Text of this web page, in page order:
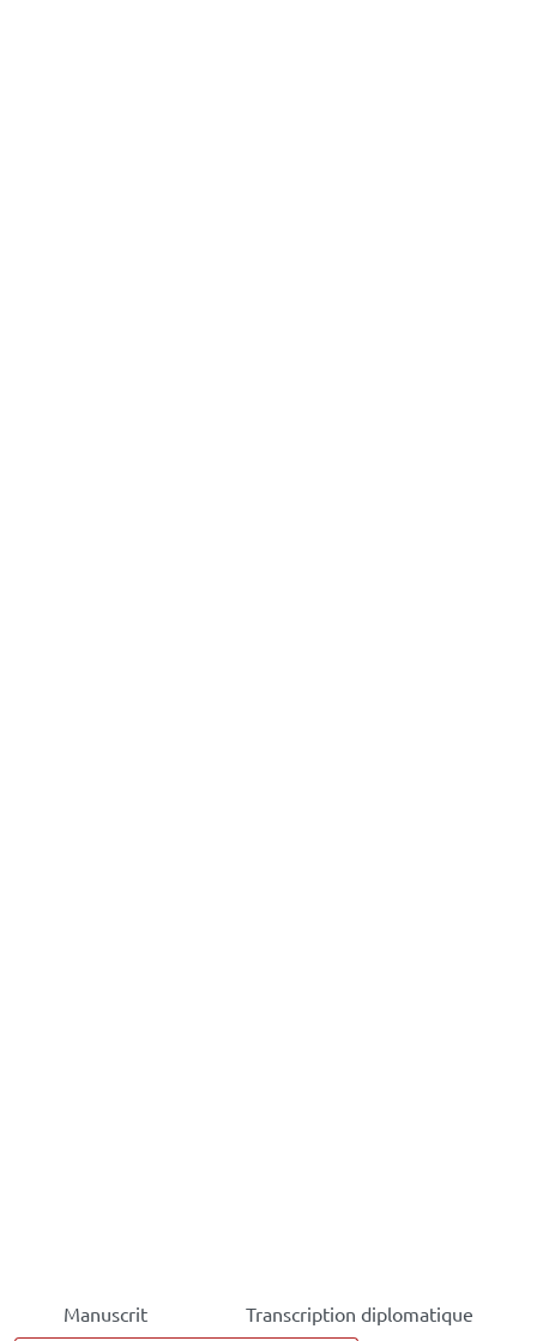
Manuscrit Transcription diplomatique